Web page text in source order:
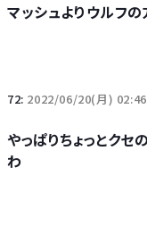
マッシュよりウルフ
72: 2022/06/20(月)
やっぱりちょっとク
わ